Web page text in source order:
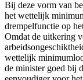
Bij deze vorm van
het wettelijk
drempelfunctie op
Omdat de uitkering
wettelijk
de minister goed bij